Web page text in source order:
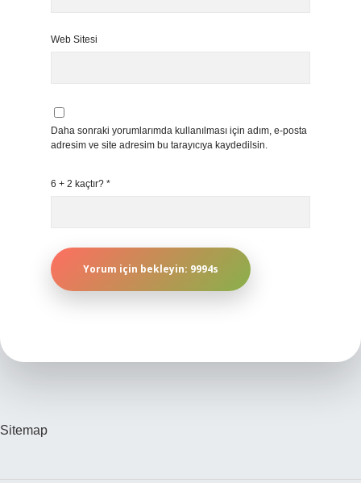
Web Sitesi
Daha sonraki yorumlarımda kullanılması için adım, e-posta
adresim ve site adresim bu tarayıcıya kaydedilsin.
6 + 2 kaçtır? *
Sitemap